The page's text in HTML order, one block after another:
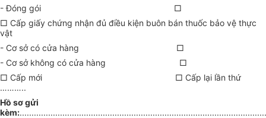
- Đóng gói □
□ Cấp giấy chứng nhận đủ điều kiện buôn bán thuốc bảo vệ thực
vật
- Cơ sở có cửa hàng □
- Cơ sở không có cửa hàng □
□ Cấp mới □ Cấp lại lần thứ
………..
Hồ sơ gửi
kèm: